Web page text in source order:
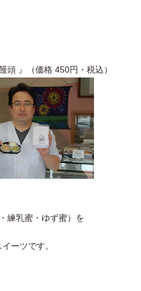
頭 』（価格 450円・税込）
練乳蜜・ゆず蜜）を
ーツです。